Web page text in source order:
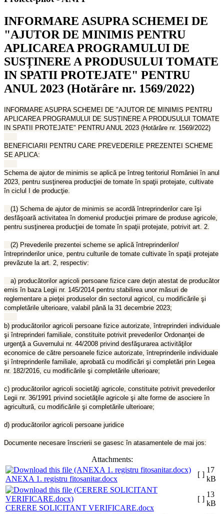
INFORMARE ASUPRA SCHEMEI DE
"AJUTOR DE MINIMIS PENTRU
APLICAREA PROGRAMULUI DE
SUSȚINERE A PRODUSULUI TOMATE
IN SPATII PROTEJATE" PENTRU
ANUL 2023 (Hotărâre nr. 1569/2022)
INFORMARE ASUPRA SCHEMEI DE "AJUTOR DE MINIMIS PENTRU
APLICAREA PROGRAMULUI DE SUSȚINERE A PRODUSULUI TOMATE
IN SPATII PROTEJATE" PENTRU ANUL 2023 (Hotărâre nr. 1569/2022)
BENEFICIARII PENTRU CARE PREVEDERILE PREZENTEI SCHEME
SE APLICA:
Schema de ajutor de minimis se aplică pe întreg teritoriul României în anul
2023, pentru susţinerea producţiei de tomate în spaţii protejate, cultivate
în ciclul I de producţie.
(1) Schema de ajutor de minimis se acordă întreprinderilor care îşi
desfăşoară activitatea în domeniul producţiei primare de produse agricole,
pentru susţinerea producţiei de tomate în spaţii protejate, potrivit art. 2.
(2) Prevederile prezentei scheme se aplică întreprinderilor/
întreprinderilor unice, pentru culturile de tomate cultivate în spaţii protejate
prevăzute la art. 2, respectiv:
a) producătorilor agricoli persoane fizice care deţin atestat de producător
emis în baza Legii nr. 145/2014 pentru stabilirea unor măsuri de
reglementare a pieţei produselor din sectorul agricol, cu modificările şi
completările ulterioare, valabil până la 31 decembrie 2023;
b) producătorilor agricoli persoane fizice autorizate, întreprinderi individuale
şi întreprinderi familiale, constituite potrivit prevederilor Ordonanţei de
urgenţă a Guvernului nr. 44/2008 privind desfăşurarea activităţilor
economice de către persoanele fizice autorizate, întreprinderile individuale
şi întreprinderile familiale, aprobată cu modificări şi completări prin Legea
nr. 182/2016, cu modificările şi completările ulterioare;
c) producătorilor agricoli societăţi agricole, constituite potrivit prevederilor
Legii nr. 36/1991 privind societăţile agricole şi alte forme de asociere în
agricultură, cu modificările şi completările ulterioare;
d) producătorilor agricoli persoane juridice
Documente necesare înscrierii se gasesc în atasamentele de mai jos:
Attachments:
ANEXA 1. registru fitosanitar.docx
[ ]
17
kB
CERERE SOLICITANT VERIFICARE.docx
[ ]
13
kB